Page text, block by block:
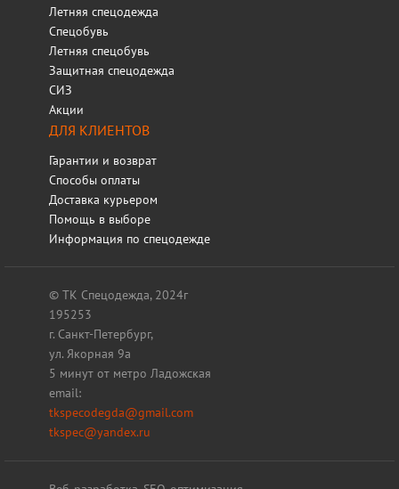
Летняя спецодежда
Спецобувь
Летняя спецобувь
Защитная спецодежда
СИЗ
Акции
ДЛЯ КЛИЕНТОВ
Гарантии и возврат
Способы оплаты
Доставка курьером
Помощь в выборе
Информация по спецодежде
© ТК Спецодежда, 2024г
195253
г. Санкт-Петербург,
ул. Якорная 9а
5 минут от метро Ладожская
email:
tkspecodegda@gmail.com
tkspec@yandex.ru